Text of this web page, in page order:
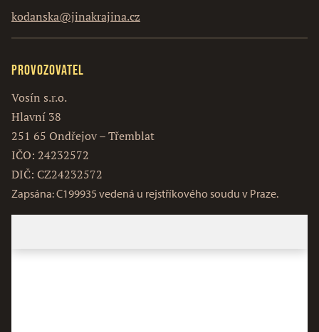
kodanska@jinakrajina.cz
Provozovatel
Vosín s.r.o.
Hlavní 38
251 65 Ondřejov – Třemblat
IČO: 24232572
DIČ: CZ24232572
Zapsána: C199935 vedená u rejstříkového soudu v Praze.